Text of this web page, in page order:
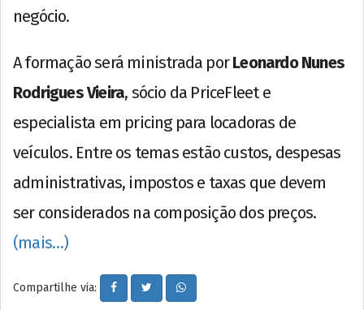
negócio.
A formação será ministrada porLeonardo Nunes
Rodrigues Vieira, sócio da PriceFleet e
especialista em pricing para locadoras de
veículos. Entre os temas estão custos, despesas
administrativas, impostos e taxas que devem
ser considerados na composição dos preços.
(mais…)
Compartilhe via: